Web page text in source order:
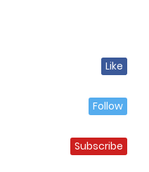
Like
Follow
Subscribe